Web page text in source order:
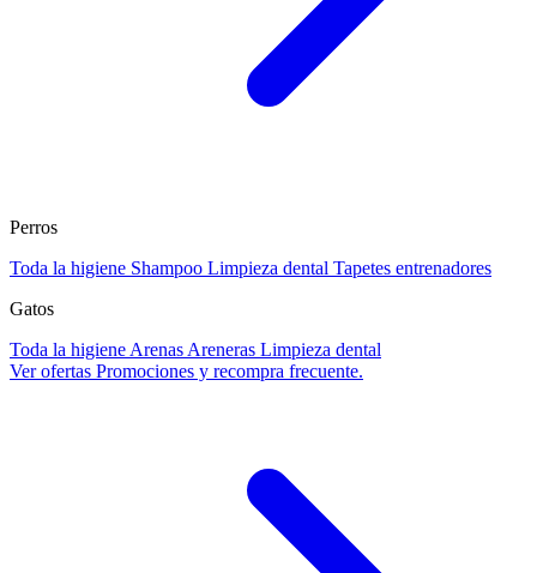
Perros
Toda la higiene Shampoo Limpieza dental Tapetes entrenadores
Gatos
Toda la higiene Arenas Areneras Limpieza dental
Ver ofertas Promociones y recompra frecuente.